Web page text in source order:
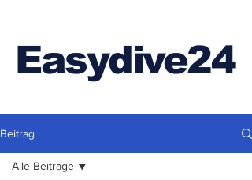
Easydive24
Beitrag
Alle Beiträge